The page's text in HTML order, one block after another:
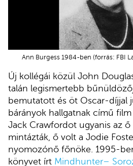
Ann Burgess 1984-ben (forrás: FBI
Új kollégái közül John
talán legismertebb
bemutatott és öt Oscar-díjjal
bárányok hallgatnak című
Jack Crawfordot ugyanis az ő
mintázták, ő volt a Jodie
nyomozónő főnöke. 1995-
könyvet írt Mindhunter–